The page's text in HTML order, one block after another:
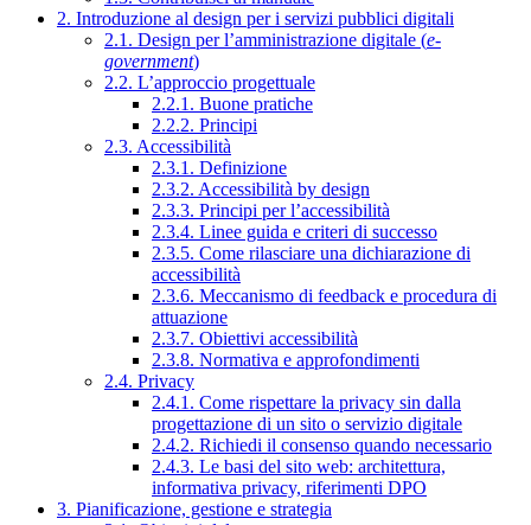
2. Introduzione al design per i servizi pubblici digitali
2.1. Design per l’amministrazione digitale (e-
government)
2.2. L’approccio progettuale
2.2.1. Buone pratiche
2.2.2. Principi
2.3. Accessibilità
2.3.1. Definizione
2.3.2. Accessibilità by design
2.3.3. Principi per l’accessibilità
2.3.4. Linee guida e criteri di successo
2.3.5. Come rilasciare una dichiarazione di
accessibilità
2.3.6. Meccanismo di feedback e procedura di
attuazione
2.3.7. Obiettivi accessibilità
2.3.8. Normativa e approfondimenti
2.4. Privacy
2.4.1. Come rispettare la privacy sin dalla
progettazione di un sito o servizio digitale
2.4.2. Richiedi il consenso quando necessario
2.4.3. Le basi del sito web: architettura,
informativa privacy, riferimenti DPO
3. Pianificazione, gestione e strategia